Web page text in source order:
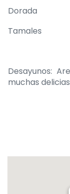
Dorada
Tamales
Desayunos:
muchas